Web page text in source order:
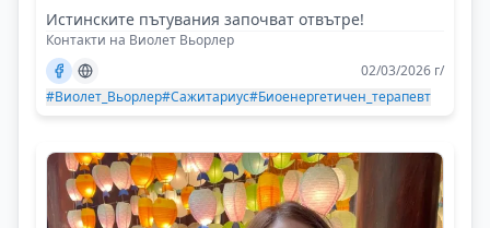
Истинските пътувания започват отвътре!
Контакти на Виолет Вьорлер
02/03/2026 г/
#Виолет_Вьорлер#Сажитариус#Биоенергетичен_терапевт